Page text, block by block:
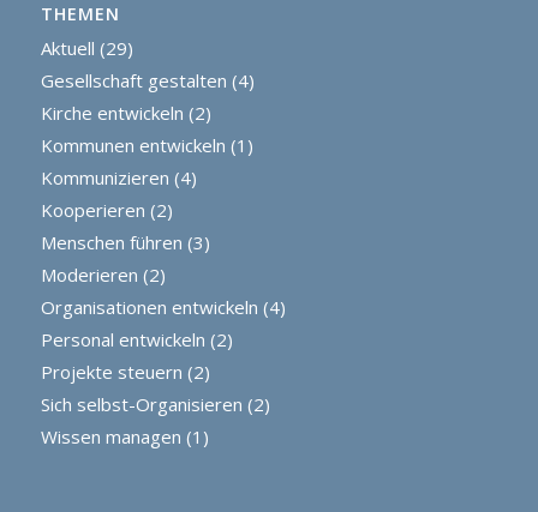
THEMEN
Aktuell (29)
Gesellschaft gestalten (4)
Kirche entwickeln (2)
Kommunen entwickeln (1)
Kommunizieren (4)
Kooperieren (2)
Menschen führen (3)
Moderieren (2)
Organisationen entwickeln (4)
Personal entwickeln (2)
Projekte steuern (2)
Sich selbst-Organisieren (2)
Wissen managen (1)